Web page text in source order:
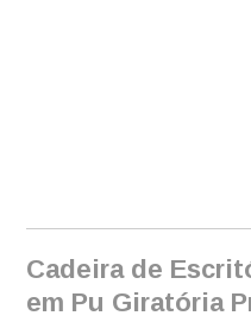
Cadeira de
em Pu Giratória